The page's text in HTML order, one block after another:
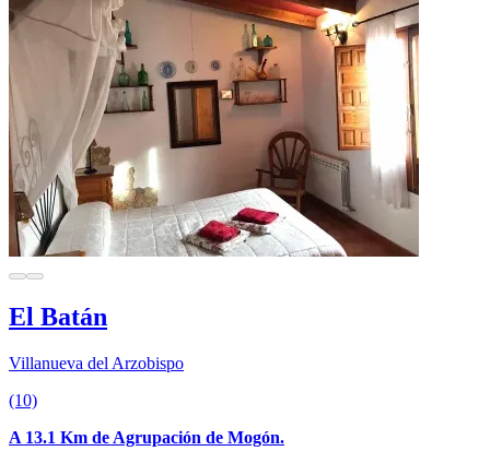
El Batán
Villanueva del Arzobispo
(10)
A 13.1 Km de Agrupación de Mogón.